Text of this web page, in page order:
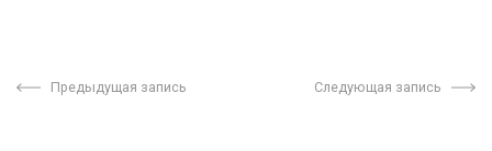
Предыдущая запись Следующая запись